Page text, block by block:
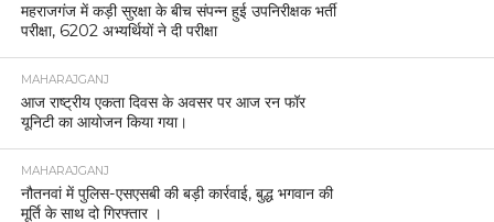
महराजगंज में कड़ी सुरक्षा के बीच संपन्न हुई उपनिरीक्षक भर्ती
परीक्षा, 6202 अभ्यर्थियों ने दी परीक्षा
MAHARAJGANJ
आज राष्ट्रीय एकता दिवस के अवसर पर आज रन फॉर
यूनिटी का आयोजन किया गया।
MAHARAJGANJ
नौतनवां में पुलिस-एसएसबी की बड़ी कार्रवाई, बुद्ध भगवान की
मूर्ति के साथ दो गिरफ्तार ।